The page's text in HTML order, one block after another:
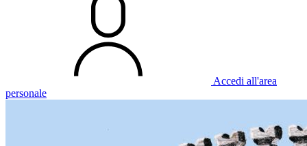
Accedi all'area
personale